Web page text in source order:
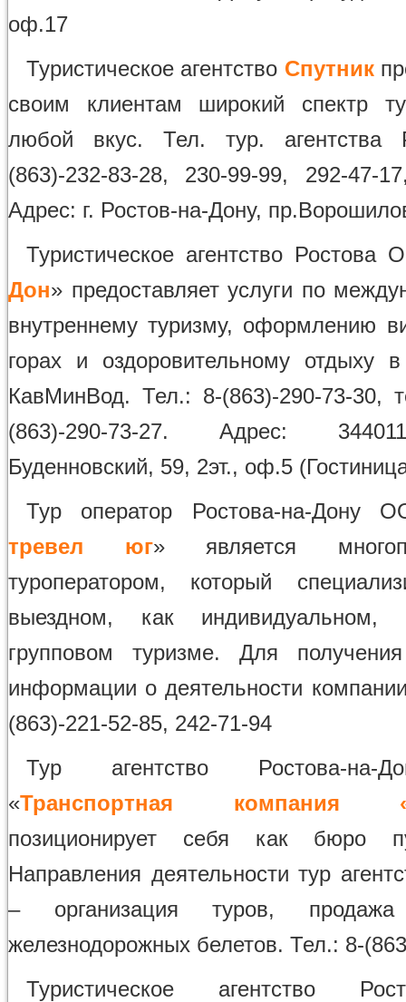
оф.17
Туристическое агентство Спутник
своим клиентам широкий спектр
любой вкус. Тел. тур. агентства
(863)-232-83-28, 230-99-99, 292-47-
Адрес: г. Ростов-на-Дону,
Туристическое агентство
Дон» предоставляет услуги по
внутреннему туризму, оформлению
горах и оздоровительному отдыху в
КавМинВод. Тел.: 8-(863)-290-73-30,
(863)-290-73-27. Адрес:
Буденновский, 59, 2эт., оф.5
Тур оператор Ростова-на-Дону
тревел юг» является
туроператором, который
выездном, как
групповом туризме. Для
информации о деятельности
(863)-221-52-85, 242-71-94
Тур агентство Ростова-
«Транспортная компания
позиционирует себя как бюро
Направления деятельности тур
– организация туров,
железнодорожных белетов. Тел.: 8-
Туристическое агентство